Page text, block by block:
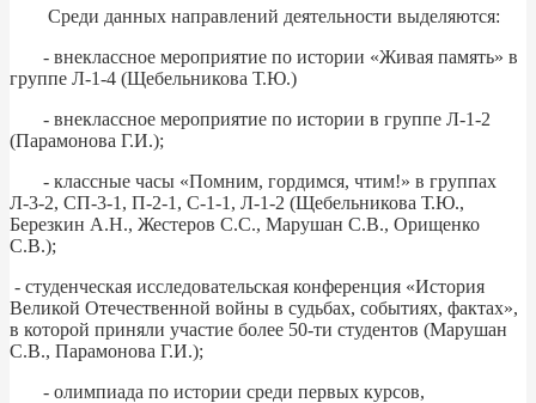
Среди данных направлений деятельности выделяются:
- внеклассное мероприятие по истории «Живая память» в
группе Л-1-4 (Щебельникова Т.Ю.)
- внеклассное мероприятие по истории в группе Л-1-2
(Парамонова Г.И.);
- классные часы «Помним, гордимся, чтим!» в группах
Л-3-2, СП-3-1, П-2-1, С-1-1, Л-1-2 (Щебельникова Т.Ю.,
Березкин А.Н., Жестеров С.С., Марушан С.В., Орищенко
С.В.);
- студенческая исследовательская конференция «История
Великой Отечественной войны в судьбах, событиях, фактах»,
в которой приняли участие более 50-ти студентов (Марушан
С.В., Парамонова Г.И.);
- олимпиада по истории среди первых курсов,